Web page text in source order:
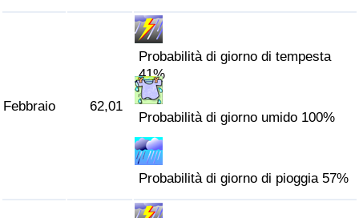
Febbraio 62,01
Probabilità di giorno di tempesta
41%
Probabilità di giorno umido 100%
Probabilità di giorno di pioggia 57%
Indice di inquinamento
Indice dell’Inquinamento per Nazione
Traffico